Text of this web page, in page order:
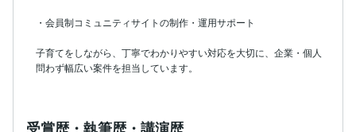
・会員制コミュニティサイトの制作・運用サポート
子育てをしながら、丁寧でわかりやすい対応を大切に、企業・個人
問わず幅広い案件を担当しています。